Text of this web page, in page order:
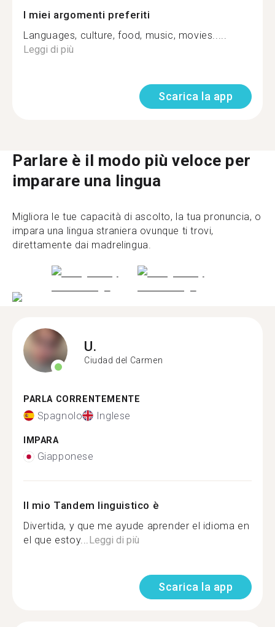
I miei argomenti preferiti
Languages, culture, food, music, movies.....
Leggi di più
Scarica la app
Parlare è il modo più veloce per
imparare una lingua
Migliora le tue capacità di ascolto, la tua pronuncia, o
impara una lingua straniera ovunque ti trovi,
direttamente dai madrelingua.
U.
Ciudad del Carmen
PARLA CORRENTEMENTE
Spagnolo Inglese
IMPARA
Giapponese
Il mio Tandem linguistico è
Divertida, y que me ayude aprender el idioma en
el que estoy...Leggi di più
Scarica la app